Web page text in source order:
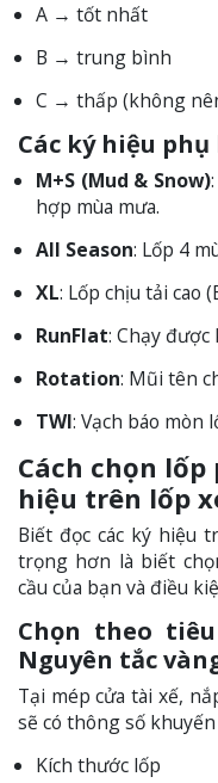
A → tốt nhất
B → trung bình
C → thấp (không
Các ký hiệu phụ
M+S (Mud & Snow)
hợp mùa mưa.
All Season: Lốp 4
XL: Lốp chịu tải cao
RunFlat: Chạy
Rotation: Mũi tên
TWI: Vạch báo mòn
Cách chọn
hiệu trên lốp
Biết đọc các ký hiệu
trọng hơn là biết
cầu của bạn và điều
Chọn theo
Nguyên tắc
Tại mép cửa tài xế,
sẽ có thông số
Kích thước lốp